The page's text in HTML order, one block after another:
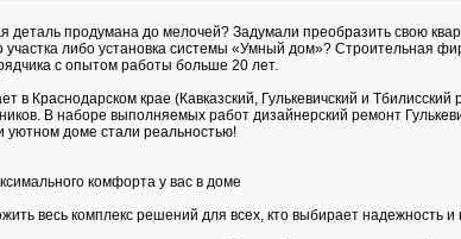
деталь продумана до мелочей? Задумали преобразить свою
участка либо установка системы «Умный дом»?
с опытом работы больше 20 лет.
в Краснодарском крае (Кавказский, Гулькевичский и
В наборе выполняемых работ дизайнерский ремонт
доме стали реальностью!
комфорта у вас в доме
весь комплекс решений для всех, кто выбирает надежность и